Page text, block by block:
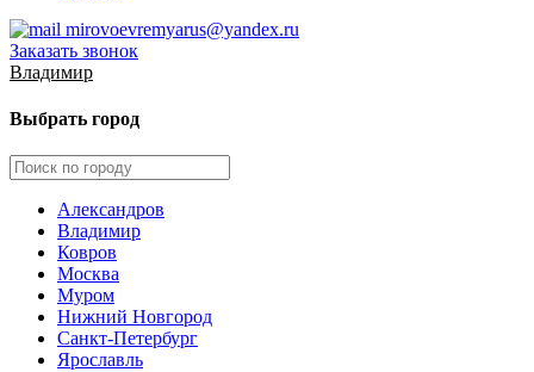
mirovoevremyarus@yandex.ru
Заказать звонок
Владимир
Выбрать город
Александров
Владимир
Ковров
Москва
Муром
Нижний Новгород
Санкт-Петербург
Ярославль